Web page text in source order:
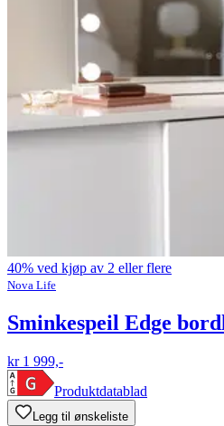
40% ved kjøp av 2 eller flere
Nova Life
Sminkespeil Edge
kr 1 999,-
Produktdatablad
Legg til ønskeliste